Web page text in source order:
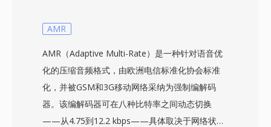
——编码器和解码器所需资源极少，可在低功耗
性是另一个强项，因为单比特错误仅影响局部采
样，不会破坏整个帧。SoX提供了软件编解码支
持，使现代系统能够处理来自军事档案和老式电信
基础设施的遗留CVSD录音。
AMR
AMR（Adaptive Multi-Rate）是一种针对语音优
化的压缩音频格式，由欧洲电信标准化协会标准
化，并被GSM和3G移动网络采纳为强制编解码
器。该编解码器可在八种比特率之间动态切换
——从4.75到12.2 kbps——具体取决于网络状况